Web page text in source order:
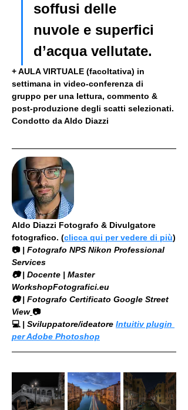
soffusi delle
nuvole e superfici
d’acqua vellutate.
+ AULA VIRTUALE (facoltativa) in
settimana in video-conferenza di
gruppo per una lettura, commento &
post-produzione degli scatti selezionati.
Condotto da Aldo Diazzi
Aldo Diazzi Fotografo & Divulgatore
fotografico. (clicca qui per vedere di più)
📷 | Fotografo NPS Nikon Professional
Services
​📷 | Docente | Master
WorkshopFotografici.eu
📷 | Fotografo Certificato Google Street
View 📷
💻 | Sviluppatore/ideatore Intuitiv plugin
per Adobe Photoshop